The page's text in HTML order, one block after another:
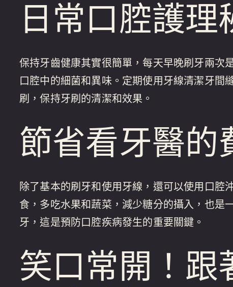
日常口腔護理
保持牙齒健康其實很簡單，每天早晚刷牙兩次
口腔中的細菌和異味。定期使用牙線清潔牙間
刷，保持牙刷的清潔和效果。
節省看牙醫的
除了基本的刷牙和使用牙線，還可以使用口腔
食，多吃水果和蔬菜，減少糖分的攝入，也是
牙，這是預防口腔疾病發生的重要關鍵。
笑口常開！跟